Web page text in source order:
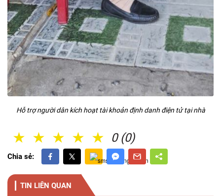
Hỗ trợ người dân kích hoạt tài khoản định danh điện tử tại nhà
0 (0)
5 Sao
4 Sao
3 Sao
2 Sao
1 Sao
Chia sẻ:
TIN LIÊN QUAN